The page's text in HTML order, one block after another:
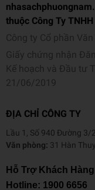
thuộc Công Ty
Công ty Cổ phần
Giấy chứng nhận
Kế hoạch và Đầu tư
21/06/2019
ĐỊA CHỈ CÔNG TY
Lầu 1, Số 940 Đường 3/
Văn phòng: 31 Hàn
Hỗ Trợ Khách Hàng
Hotline: 1900 6656